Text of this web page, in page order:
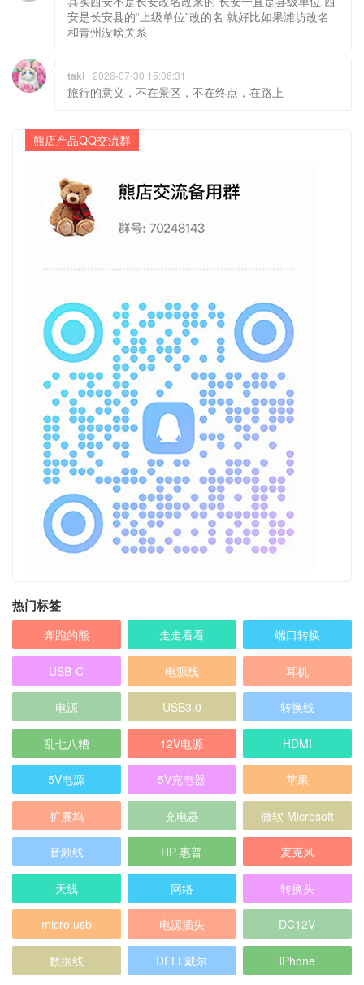
安是长安县的“上级单位”改的名 就好比如果潍坊改名
和青州没啥关系
taki 2026-07-30 15:06:31
旅行的意义，不在景区，不在终点，在路上
熊店产品QQ交流群
热门标签
奔跑的熊 走走看看 端口转换
USB-C 电源线 耳机
电源 USB3.0 转换线
乱七八糟 12V电源 HDMI
5V电源 5V充电器 苹果
扩展坞 充电器 微软 Microsoft
音频线 HP 惠普 麦克风
天线 网络 转换头
micro usb 电源插头 DC12V
数据线 DELL戴尔 iPhone